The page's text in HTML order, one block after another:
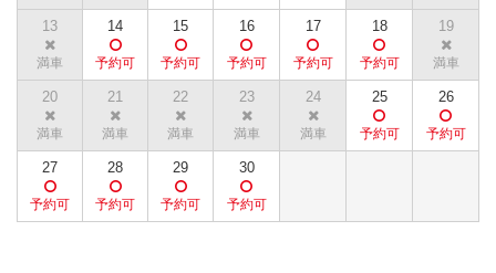
13 14 15 16 17 18 19
20 21 22 23 24 25 26
27 28 29 30